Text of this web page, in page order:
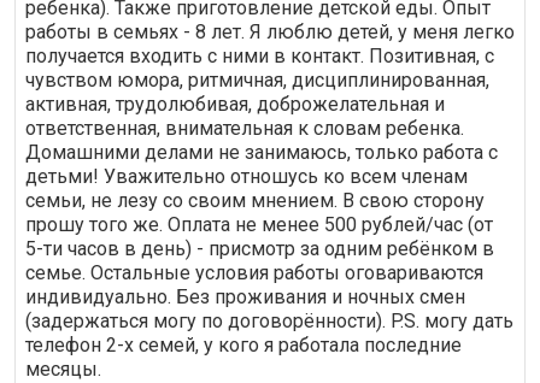
ребенка). Также приготовление детской еды. Опыт
работы в семьях - 8 лет. Я люблю детей, у меня легко
получается входить с ними в контакт. Позитивная, с
чувством юмора, ритмичная, дисциплинированная,
активная, трудолюбивая, доброжелательная и
ответственная, внимательная к словам ребенка.
Домашними делами не занимаюсь, только работа с
детьми! Уважительно отношусь ко всем членам
семьи, не лезу со своим мнением. В свою сторону
прошу того же. Оплата не менее 500 рублей/час (от
5-ти часов в день) - присмотр за одним ребёнком в
семье. Остальные условия работы оговариваются
индивидуально. Без проживания и ночных смен
(задержаться могу по договорённости). P.S. могу дать
телефон 2-х семей, у кого я работала последние
месяцы.